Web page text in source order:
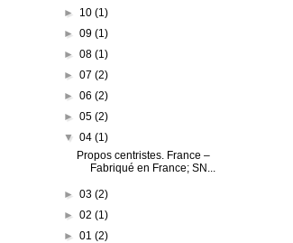
► 10 (1)
► 09 (1)
► 08 (1)
► 07 (2)
► 06 (2)
► 05 (2)
▼ 04 (1)
Propos centristes. France –
Fabriqué en France; SN...
► 03 (2)
► 02 (1)
► 01 (2)